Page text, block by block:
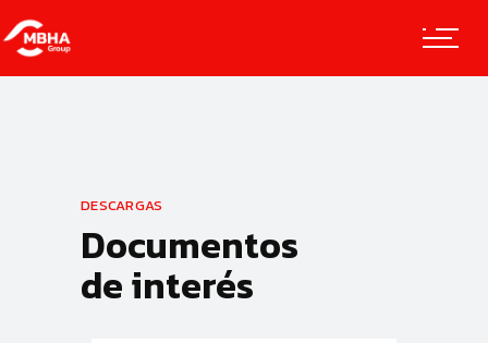
DESCARGAS
Documentos
de interés